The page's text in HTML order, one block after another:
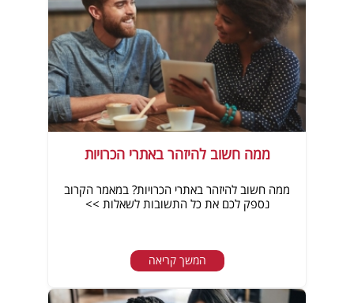
ממה חשוב להיזהר באתרי הכרויות
ממה חשוב להיזהר באתרי הכרויות? במאמר הקרוב
נספק לכם את כל התשובות לשאלות >>
המשך קריאה